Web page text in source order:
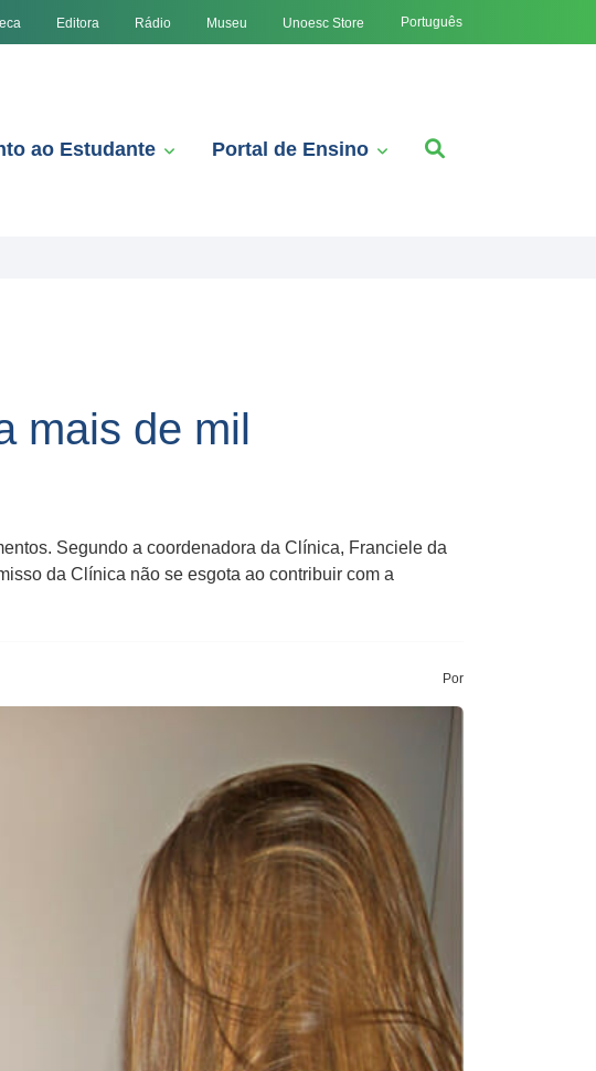
Editora Rádio Museu Unoesc Store Português
ao Estudante Portal de Ensino
mais de mil
Segundo a coordenadora da Clínica, Franciele da
da Clínica não se esgota ao contribuir com a
Por